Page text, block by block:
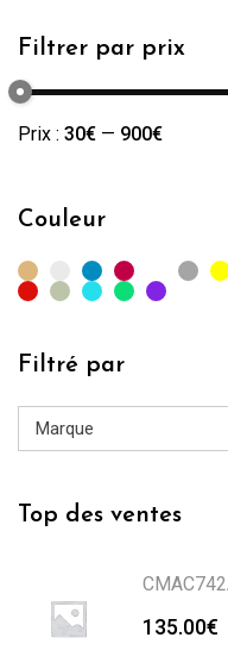
Filtrer par prix
Prix : 30€ — 900€
Couleur
Filtré par
Top des ventes
135.00€